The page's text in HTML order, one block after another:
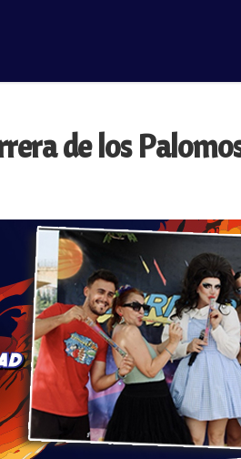
de los